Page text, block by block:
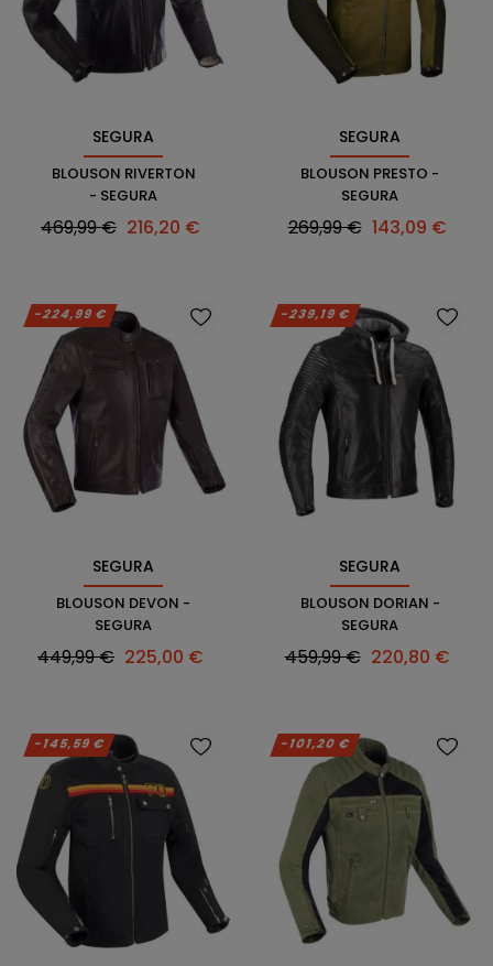
SEGURA
BLOUSON RIVERTON
- SEGURA
Prix
469,99 € Prix
216,20 €
SEGURA
BLOUSON PRESTO -
SEGURA
Prix
269,99 € Prix
143,09 €
-224,99 €
SEGURA
BLOUSON DEVON -
SEGURA
Prix
449,99 € Prix
225,00 €
-239,19 €
SEGURA
BLOUSON DORIAN -
SEGURA
Prix
459,99 € Prix
220,80 €
-145,59 € -101,20 €